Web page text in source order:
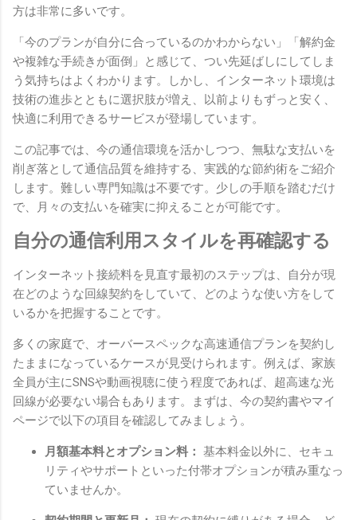
方は非常に多いです。
「今のプランが自分に合っているのかわからない」「解約金
や複雑な手続きが面倒」と感じて、つい先延ばしにしてしま
う気持ちはよくわかります。しかし、インターネット環境は
技術の進歩とともに選択肢が増え、以前よりもずっと安く、
快適に利用できるサービスが登場しています。
この記事では、今の通信環境を活かしつつ、無駄な支払いを
削ぎ落として通信品質を維持する、実践的な節約術をご紹介
します。難しい専門知識は不要です。少しの手順を踏むだけ
で、月々の支払いを確実に抑えることが可能です。
自分の通信利用スタイルを再確認する
インターネット接続料を見直す最初のステップは、自分が現
在どのような回線契約をしていて、どのような使い方をして
いるかを把握することです。
多くの家庭で、オーバースペックな高速通信プランを契約し
たままになっているケースが見受けられます。例えば、家族
全員が主にSNSや動画視聴に使う程度であれば、超高速な光
回線が必要ない場合もあります。まずは、今の契約書やマイ
ページで以下の項目を確認してみましょう。
月額基本料とオプション料： 基本料金以外に、セキュ
リティやサポートといった付帯オプションが積み重なっ
ていませんか。